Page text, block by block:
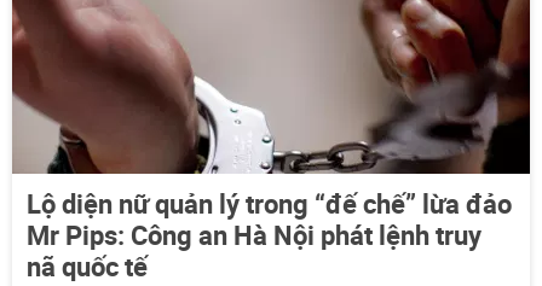
Lộ diện nữ quản lý trong “đế chế” lừa đảo
Mr Pips: Công an Hà Nội phát lệnh truy
nã quốc tế